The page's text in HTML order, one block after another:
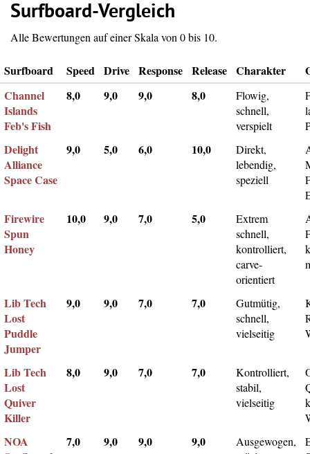
Surfboard-Vergleich
Alle Bewertungen auf einer Skala von 0 bis 10.
Surfboard Speed Drive Response Release Charakter
Channel
Islands
Feb's Fish
8,0 9,0 9,0 8,0
Flowig,
schnell,
verspielt
Delight
Alliance
Space Case
9,0 5,0 6,0 10,0
Direkt,
lebendig,
speziell
Firewire
Spun
Honey
10,0 9,0 7,0 5,0
Extrem
schnell,
kontrolliert,
carve-
orientiert
Lib Tech
Lost
Puddle
Jumper
9,0 9,0 7,0 7,0
Gutmütig,
schnell,
vielseitig
Lib Tech
Lost
Quiver
Killer
8,0 9,0 7,0 7,0
Kontrolliert,
stabil,
vielseitig
NOA
7,0 9,0 9,0 9,0
Ausgewogen,